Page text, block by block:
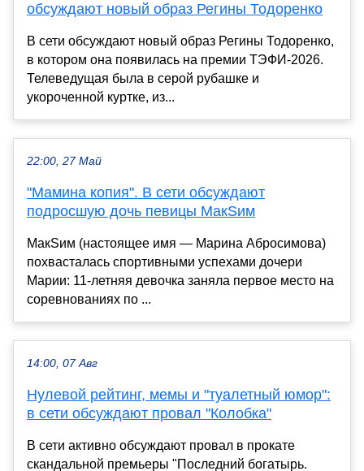
обсуждают новый образ Регины Тодоренко
В сети обсуждают новый образ Регины Тодоренко,
в котором она появилась на премии ТЭФИ-2026.
Телеведущая была в серой рубашке и
укороченной куртке, из...
22:00, 27 Май
"Мамина копия". В сети обсуждают
подросшую дочь певицы МакSим
МакSим (настоящее имя — Марина Абросимова)
похвасталась спортивными успехами дочери
Марии: 11-летняя девочка заняла первое место на
соревнованиях по ...
14:00, 07 Авг
Нулевой рейтинг, мемы и "туалетный юмор":
в сети обсуждают провал "Колобка"
В сети активно обсуждают провал в прокате
скандальной премьеры "Последний богатырь.